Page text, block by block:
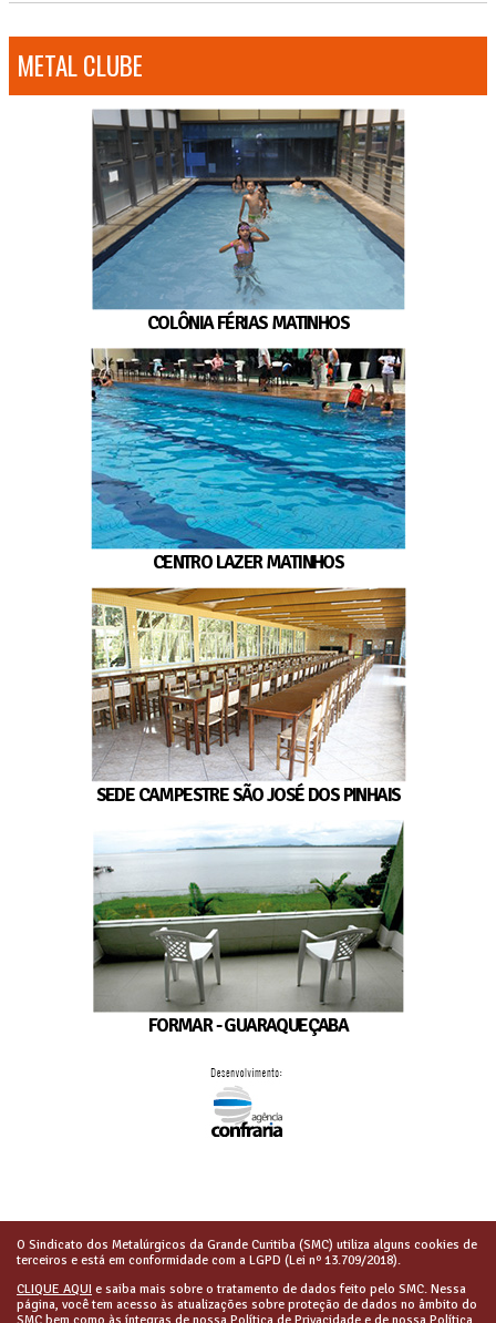
METAL CLUBE
COLÔNIA FÉRIAS MATINHOS
CENTRO LAZER MATINHOS
SEDE CAMPESTRE SÃO JOSÉ DOS PINHAIS
FORMAR - GUARAQUEÇABA
O Sindicato dos Metalúrgicos da Grande Curitiba (SMC) utiliza alguns cookies de
terceiros e está em conformidade com a LGPD (Lei nº 13.709/2018).
CLIQUE AQUI e saiba mais sobre o tratamento de dados feito pelo SMC. Nessa
página, você tem acesso às atualizações sobre proteção de dados no âmbito do